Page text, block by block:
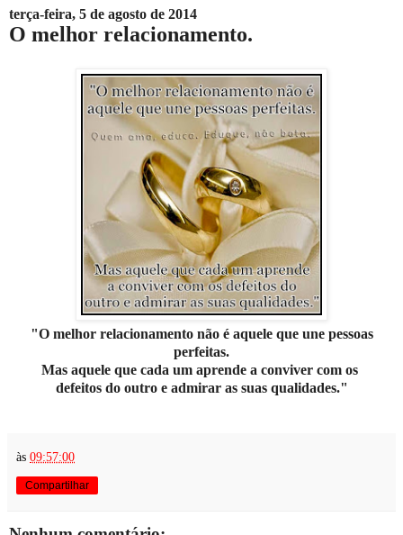
terça-feira, 5 de agosto de 2014
O melhor relacionamento.
"O melhor relacionamento não é aquele que une pessoas
perfeitas.
Mas aquele que cada um aprende a conviver com os
defeitos do outro e admirar as suas qualidades."
às 09:57:00
Compartilhar